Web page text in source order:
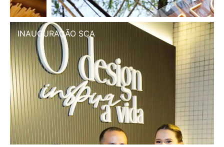
INAUGURAÇÃO SCA